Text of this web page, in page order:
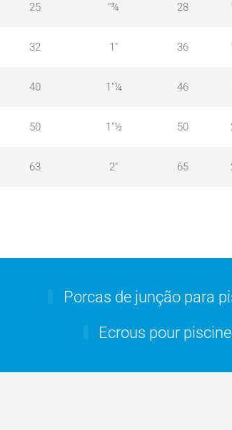
25 "¾ 28
32 1" 36
40 1"¼ 46
50 1"½ 50
63 2" 65
Porcas de junção para
Ecrous pour